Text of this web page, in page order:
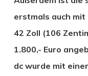
erstmals auch
42 Zoll (106
1.800,- Euro
dc wurde mit